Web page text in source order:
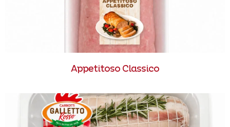
Appetitoso Classico